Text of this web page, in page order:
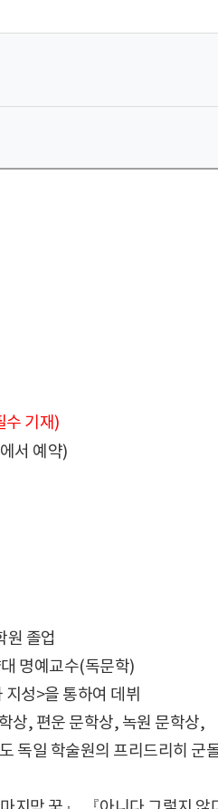
수 기재)
에서 예약)
원 졸업
명예교수(독문학)
성>을 통하여 데뷔
상, 편운 문학상, 녹원 문학상,
독일 학술원의 프리드리히 군